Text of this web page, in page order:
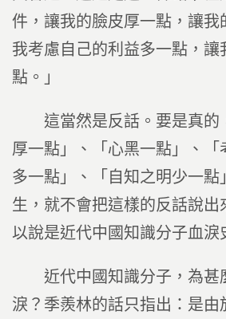
件，讓我的臉皮厚一點，讓我
我考慮自己的利益多一點，讓
點。」
這當然是反話。要是真的
厚一點」、「心黑一點」、「
多一點」、「自知之明少一點
生，就不會把這樣的反話說出
以說是近代中國知識分子血淚
近代中國知識分子，為甚
淚？季羨林的話只指出：是由